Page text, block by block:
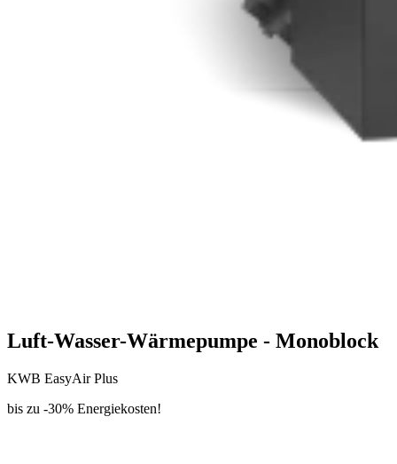
Luft-Wasser-Wärmepumpe - Monoblock
KWB EasyAir Plus
bis zu -30% Energiekosten!